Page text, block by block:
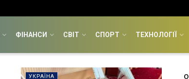
ФІНАНСИ СВІТ СПОРТ ТЕХНОЛОГІЇ
УКРАЇНА